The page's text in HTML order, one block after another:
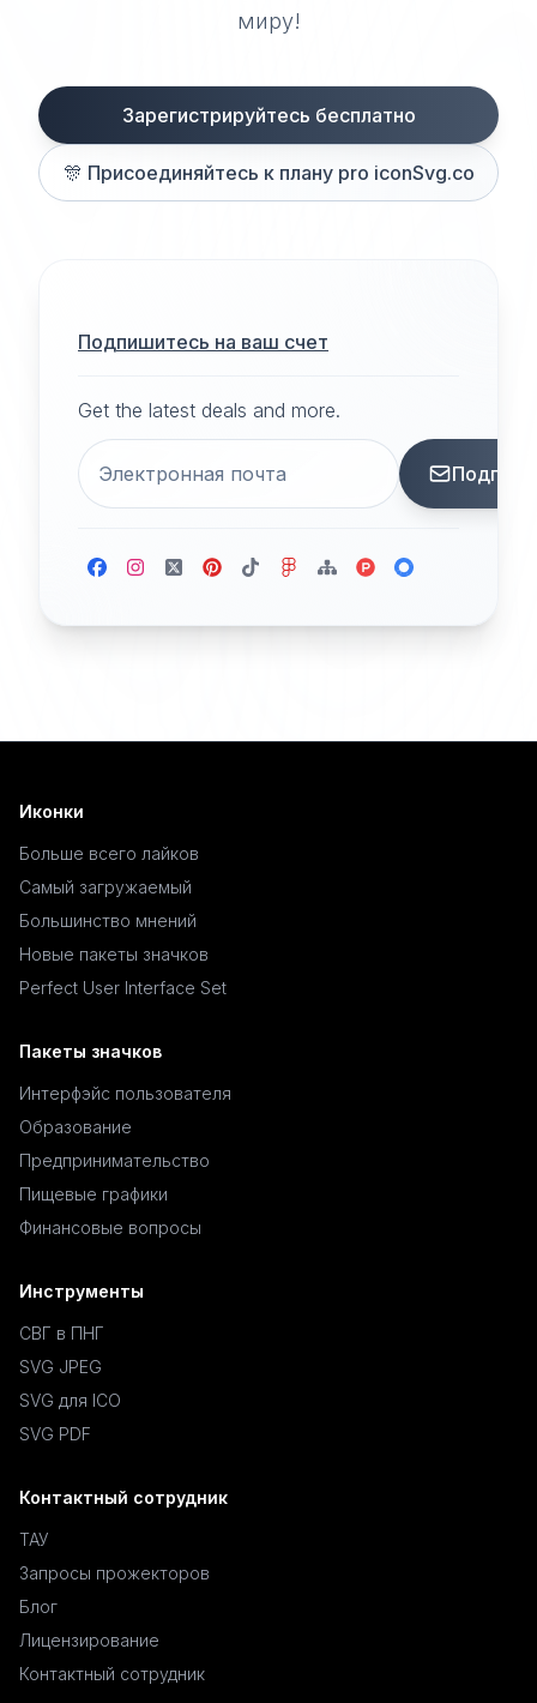
миру!
Зарегистрируйтесь бесплатно
🎊 Присоединяйтесь к плану pro iconSvg.co
Подпишитесь на ваш счет
Get the latest deals and more.
Иконки
Больше всего лайков
Самый загружаемый
Большинство мнений
Новые пакеты значков
Perfect User Interface Set
Пакеты значков
Интерфэйс пользователя
Образование
Предпринимательство
Пищевые графики
Финансовые вопросы
Инструменты
СВГ в ПНГ
SVG JPEG
SVG для ICO
SVG PDF
Контактный сотрудник
ТАУ
Запросы прожекторов
Блог
Лицензирование
Контактный сотрудник